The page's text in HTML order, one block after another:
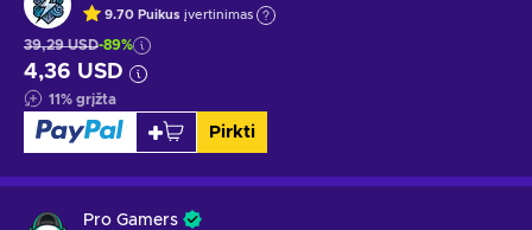
9.70 Puikus įvertinimas
39,29 USD-89%
4,36 USD
11% grįžta
Pirkti
Pro Gamers